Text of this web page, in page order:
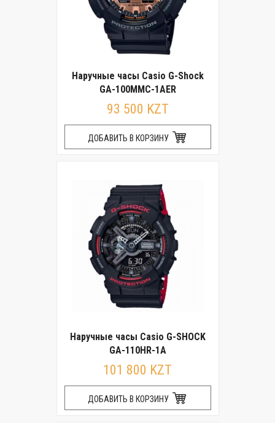
Наручные часы Casio G-Shock
GA-100MMC-1AER
93 500 KZT
ДОБАВИТЬ В КОРЗИНУ
Наручные часы Casio G-SHOCK
GA-110HR-1A
101 800 KZT
ДОБАВИТЬ В КОРЗИНУ